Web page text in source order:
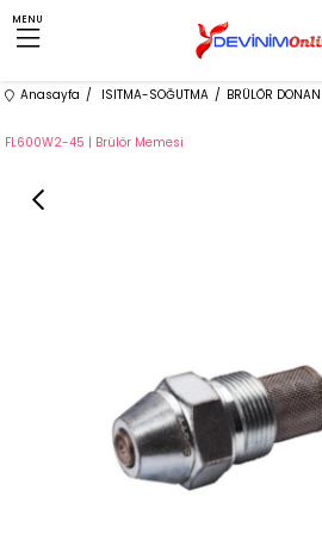
MENU
Anasayfa ISITMA-SOĞUTMA BRÜLÖR
FL600W2-45 | Brülör Memesi